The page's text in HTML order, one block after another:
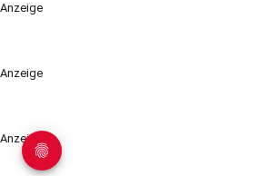
Anzeige
Anzeige
Anzeige